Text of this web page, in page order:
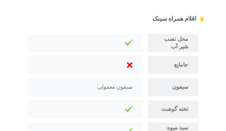
اقلام همراه سینک
محل نصب
شیر آب
جامایع
سیفون سیفون معمولی
تخته گوشت
سبد میوه